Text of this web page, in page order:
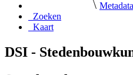
Zoeken
Kaart
DSI -